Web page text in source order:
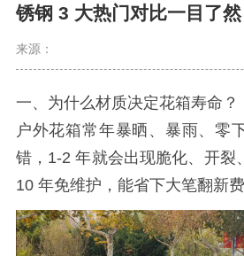
锈钢 3 大热门对比一目了然
来源：
一、为什么材质决定花箱寿命？
户外花箱常年暴晒、暴雨、零
错，1-2 年就会出现脆化、开裂
10 年免维护，能省下大笔翻新费